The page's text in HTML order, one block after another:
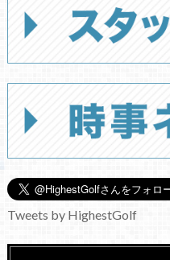
Tweets by HighestGolf